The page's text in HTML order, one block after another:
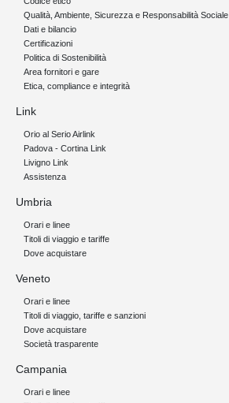
Qualità, Ambiente, Sicurezza e Responsabilità Sociale
Dati e bilancio
Certificazioni
Politica di Sostenibilità
Area fornitori e gare
Etica, compliance e integrità
Link
Orio al Serio Airlink
Padova - Cortina Link
Livigno Link
Assistenza
Umbria
Orari e linee
Titoli di viaggio e tariffe
Dove acquistare
Veneto
Orari e linee
Titoli di viaggio, tariffe e sanzioni
Dove acquistare
Società trasparente
Campania
Orari e linee